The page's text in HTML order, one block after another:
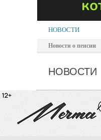
НОВОСТИ
Новости о пенсии
НОВОСТИ